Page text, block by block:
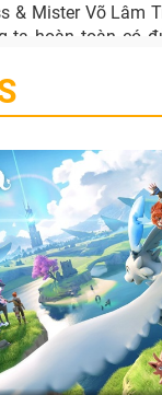
& Mister Võ Lâm
ta hoàn toàn có